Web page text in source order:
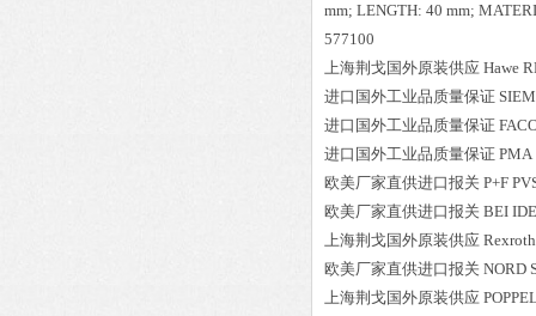
mm; LENGTH: 40 mm;
577100
上海荆戈国外原装供应 Hawe
进口国外工业品质量保证
进口国外工业品质量保证
进口国外工业品质量保证 PMA
欧美厂家直供进口报关 P+F
欧美厂家直供进口报关 BEI
上海荆戈国外原装供应 Rexroth
欧美厂家直供进口报关 NORD
上海荆戈国外原装供应